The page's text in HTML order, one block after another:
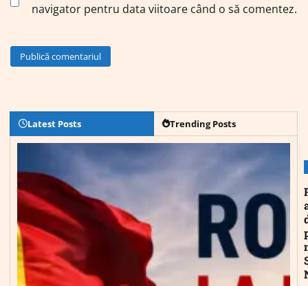
navigator pentru data viitoare când o să comentez.
Latest Posts Trending Posts